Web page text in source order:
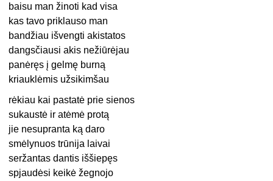
baisu man žinoti kad visa
kas tavo priklauso man
bandžiau išvengti akistatos
dangsčiausi akis nežiūrėjau
panėręs į gelmę burną
kriauklėmis užsikimšau
rėkiau kai pastatė prie sienos
sukaustė ir atėmė protą
jie nesupranta ką daro
smėlynuos trūnija laivai
seržantas dantis iššiepęs
spjaudėsi keikė žegnojo